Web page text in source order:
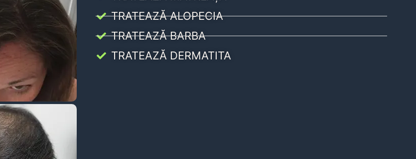
TRATEAZĂ ALOPECIA
TRATEAZĂ BARBA
TRATEAZĂ DERMATITA